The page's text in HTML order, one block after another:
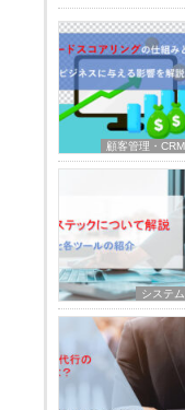
顧客管理・CRM
システム